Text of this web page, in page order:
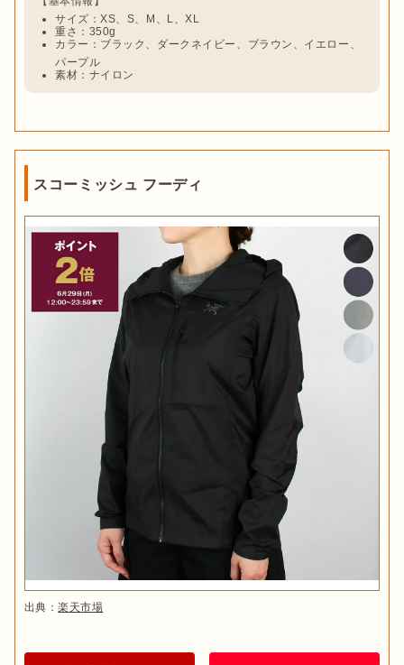
サイズ：XS、S、M、L、XL
重さ：350g
カラー：ブラック、ダークネイビー、ブラウン、イエロー、
パープル
素材：ナイロン
スコーミッシュ フーディ
出典：楽天市場